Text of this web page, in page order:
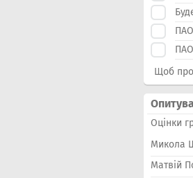
Щоб
Оцінки
Микола
Матвій